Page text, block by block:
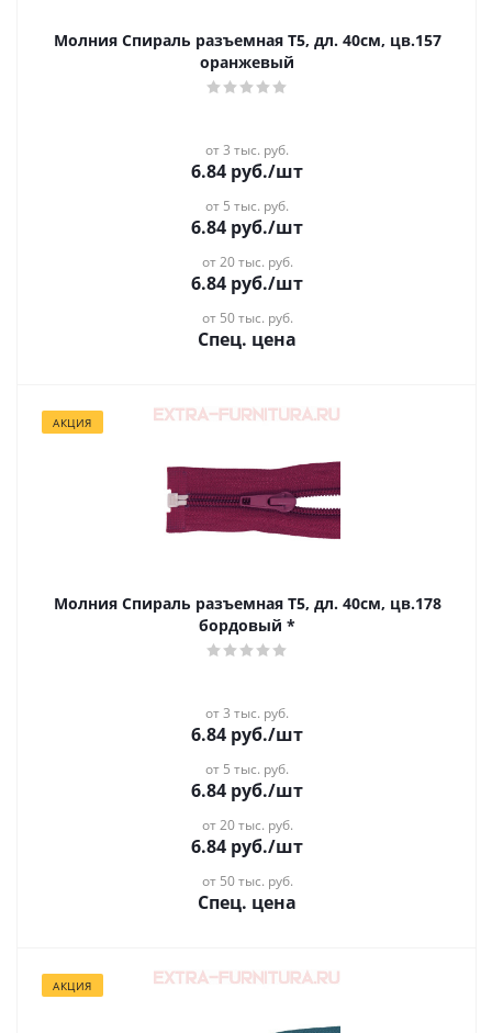
Молния Спираль разъемная Т5, дл. 40см, цв.157
оранжевый
от 3 тыс. руб.
6.84 руб./шт
от 5 тыс. руб.
6.84 руб./шт
от 20 тыс. руб.
6.84 руб./шт
от 50 тыс. руб.
Спец. цена
АКЦИЯ
Молния Спираль разъемная Т5, дл. 40см, цв.178
бордовый *
от 3 тыс. руб.
6.84 руб./шт
от 5 тыс. руб.
6.84 руб./шт
от 20 тыс. руб.
6.84 руб./шт
от 50 тыс. руб.
Спец. цена
АКЦИЯ